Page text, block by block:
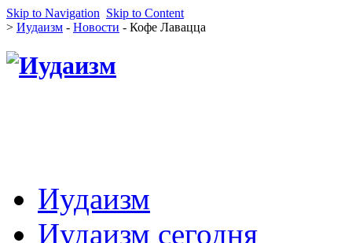
Skip to Navigation Skip to Content
> Иудаизм - Новости - Кофе Лавацца
Иудаизм
Иудаизм сегодня